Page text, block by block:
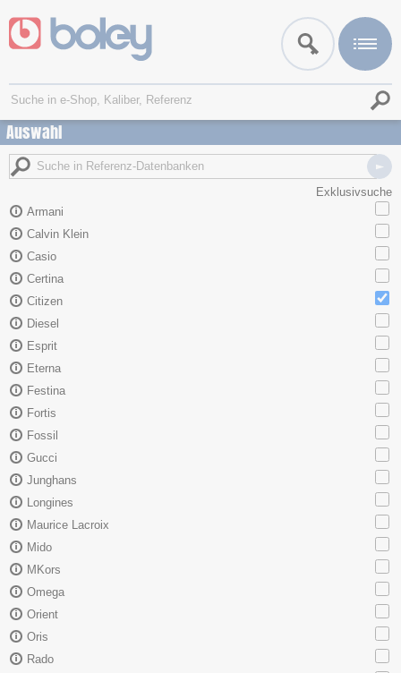
Auswahl
Exklusivsuche
Armani
Calvin Klein
Casio
Certina
Citizen
Diesel
Esprit
Eterna
Festina
Fortis
Fossil
Gucci
Junghans
Longines
Maurice Lacroix
Mido
MKors
Omega
Orient
Oris
Rado